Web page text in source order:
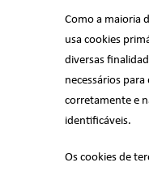
Como a maioria
usa cookies
diversas
necessários
corretamente e
identificáveis.
Os cookies de